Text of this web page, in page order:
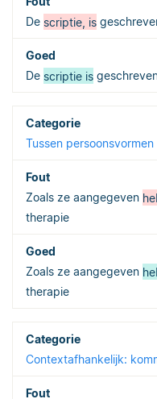
De scriptie, is
De scriptie is
Tussen persoonsvormen
Zoals ze aangegeven
therapie
Zoals ze aangegeven
therapie
Contextafhankelijk: